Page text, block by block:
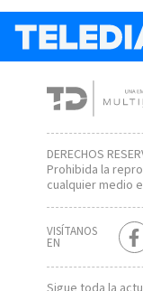
DERECHOS
Prohibida la
cualquier medio
VISÍTANOS
EN